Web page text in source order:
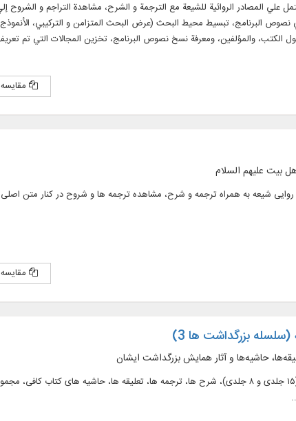
عنوان كتاب في ۱۱۴۲ مجلداً، ويشتمل علي المصادر الروائية للشيعة مع الترجمة و الشرح، مشاهدة
البرنامج، تبسيط محيط البحث (عرض البحث المتزامن و التركيبي، الأنموذج
والمؤلفين، ومعرفة نسخ نصوص البرنامج، تخزين المجالات التي تم
بیت علیهم السلام
در ۱۱۵۳ جلد، شامل منابع روایی شیعه به همراه ترجمه و شرح، مشاهده ترجمه ها و شروح در کنار
(سلسله بزرگداشت ها 3)
متن كامل ۶۷ عنوان كتاب در ۱۹۱ جلد، شامل: الكافی (۱۵ جلدی و ۸ جلدی)، شرح‌ ها، ترجمه‌ ها، تعلیقه‌ ها، حاشیه‌